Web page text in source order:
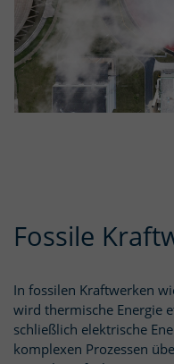
Fossile
In fossilen Kraftwerken
wird thermische Energie
schließlich elektrische
komplexen Prozessen